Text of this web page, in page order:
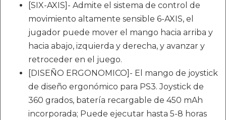
[SIX-AXIS]- Admite el sistema de control de
movimiento altamente sensible 6-AXIS, el
jugador puede mover el mango hacia arriba y
hacia abajo, izquierda y derecha, y avanzar y
retroceder en el juego.
[DISEÑO ERGONOMICO]- El mango de joystick
de diseño ergonómico para PS3. Joystick de
360 grados, batería recargable de 450 mAh
incorporada; Puede ejecutar hasta 5-8 horas